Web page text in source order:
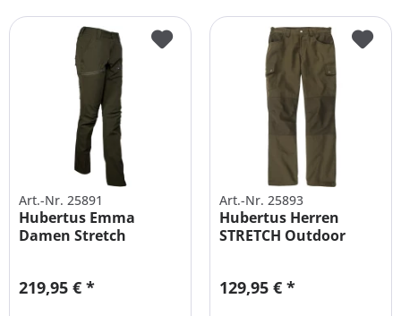
Art.-Nr. 25891
Hubertus Emma
Damen Stretch
219,95 € *
Art.-Nr. 25893
Hubertus Herren
STRETCH Outdoor
129,95 € *